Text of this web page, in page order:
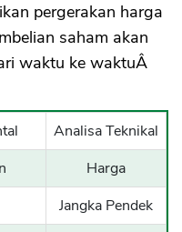
pergerakan harga
saham akan
waktu ke waktuÂ
Analisa Teknikal
Harga
Jangka Pendek